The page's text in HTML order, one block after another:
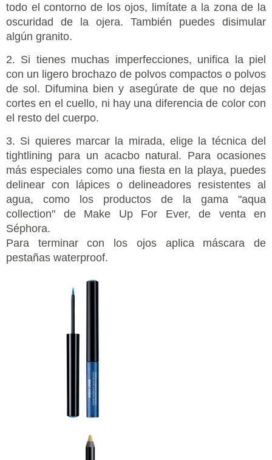
todo el contorno de los ojos, limítate a la zona de la
oscuridad de la ojera. También puedes disimular
algún granito.
2. Si tienes muchas imperfecciones, unifica la piel
con un ligero brochazo de polvos compactos o polvos
de sol. Difumina bien y asegúrate de que no dejas
cortes en el cuello, ni hay una diferencia de color con
el resto del cuerpo.
3. Si quieres marcar la mirada, elige la técnica del
tightlining para un acacbo natural. Para ocasiones
más especiales como una fiesta en la playa, puedes
delinear con lápices o delineadores resistentes al
agua, como los productos de la gama "aqua
collection" de Make Up For Ever, de venta en
Séphora.
Para terminar con los ojos aplica máscara de
pestañas waterproof.